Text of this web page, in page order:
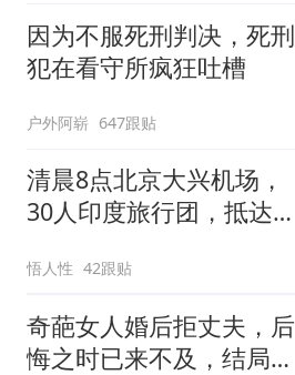
因为不服死刑判决，死刑
犯在看守所疯狂吐槽
户外阿崭 647跟贴
清晨8点北京大兴机场，
30人印度旅行团，抵达，
悟人性 42跟贴
奇葩女人婚后拒丈夫，后
悔之时已来不及，结局令